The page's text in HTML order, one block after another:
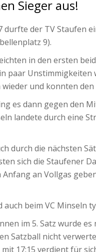
Sieger aus!
durfte der TV
9).
in den ersten
paar
und konnten
es dann gegen den
landete durch eine
durch die nächsten
sich die Staufener
an Vollgas
auch beim VC
im 5. Satz wurde
Satzball nicht
17:15 verdient für